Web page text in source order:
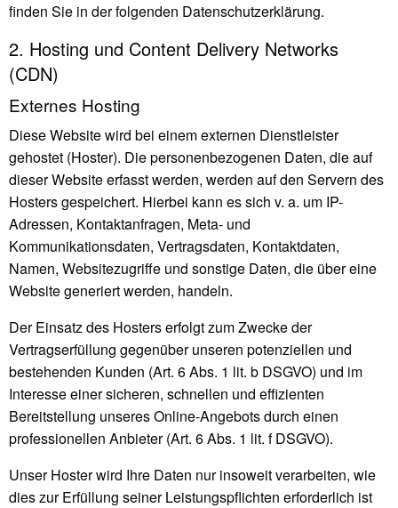
finden Sie in der folgenden Datenschutzerklärung.
2. Hosting und Content Delivery Networks
(CDN)
Externes Hosting
Diese Website wird bei einem externen Dienstleister
gehostet (Hoster). Die personenbezogenen Daten, die auf
dieser Website erfasst werden, werden auf den Servern des
Hosters gespeichert. Hierbei kann es sich v. a. um IP-
Adressen, Kontaktanfragen, Meta- und
Kommunikationsdaten, Vertragsdaten, Kontaktdaten,
Namen, Websitezugriffe und sonstige Daten, die über eine
Website generiert werden, handeln.
Der Einsatz des Hosters erfolgt zum Zwecke der
Vertragserfüllung gegenüber unseren potenziellen und
bestehenden Kunden (Art. 6 Abs. 1 lit. b DSGVO) und im
Interesse einer sicheren, schnellen und effizienten
Bereitstellung unseres Online-Angebots durch einen
professionellen Anbieter (Art. 6 Abs. 1 lit. f DSGVO).
Unser Hoster wird Ihre Daten nur insoweit verarbeiten, wie
dies zur Erfüllung seiner Leistungspflichten erforderlich ist